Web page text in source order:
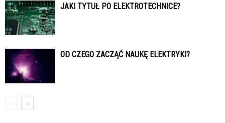
JAKI TYTUŁ PO ELEKTROTECHNICE?
OD CZEGO ZACZĄĆ NAUKĘ ELEKTRYKI?